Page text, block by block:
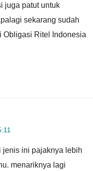
juga patut untuk
sekarang sudah
Obligasi Ritel Indonesia
jenis ini pajaknya lebih
menariknya lagi